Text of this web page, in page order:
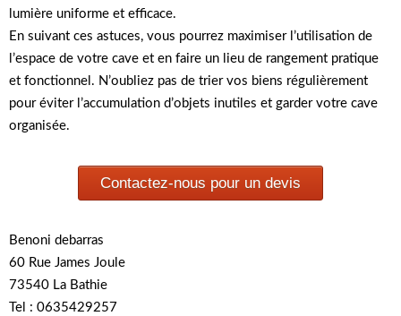
lumière uniforme et efficace.
En suivant ces astuces, vous pourrez maximiser l’utilisation de
l’espace de votre cave et en faire un lieu de rangement pratique
et fonctionnel. N’oubliez pas de trier vos biens régulièrement
pour éviter l’accumulation d’objets inutiles et garder votre cave
organisée.
Contactez-nous pour un devis
Benoni debarras
60 Rue James Joule
73540 La Bathie
Tel : 0635429257